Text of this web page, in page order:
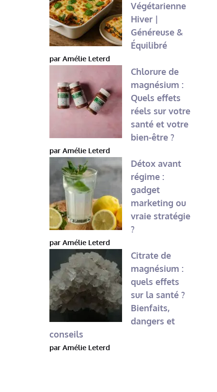
Végétarienne
Hiver |
Généreuse &
Équilibré
par Amélie Leterd
Chlorure de
magnésium :
Quels effets
réels sur votre
santé et votre
bien-être ?
par Amélie Leterd
Détox avant
régime :
gadget
marketing ou
vraie stratégie
?
par Amélie Leterd
Citrate de
magnésium :
quels effets
sur la santé ?
Bienfaits,
dangers et
conseils
par Amélie Leterd